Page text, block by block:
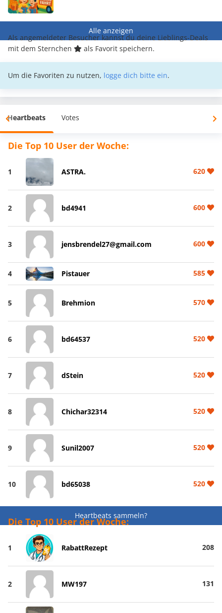
Alle anzeigen
Als angemeldeter Besucher kannst du deine Lieblings-Deals
mit dem Sternchen
als Favorit speichern.
Um die Favoriten zu nutzen, logge dich bitte ein.
Heartbeats Votes
Die Top 10 User der Woche:
1 ASTRA. 620
2 bd4941 600
3 jensbrendel27@gmail.com 600
4 Pistauer 585
5 Brehmion 570
6 bd64537 520
7 dStein 520
8 Chichar32314 520
9 Sunil2007 520
10 bd65038 520
Heartbeats sammeln?
Die Top 10 User der Woche:
1 RabattRezept 208
2 MW197 131